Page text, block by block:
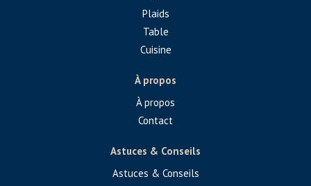
Plaids
Table
Cuisine
À propos
À propos
Contact
Astuces & Conseils
Astuces & Conseils